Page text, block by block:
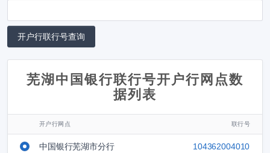
芜湖中国银行联行号开户行网点数
据列表
开户行网点 联行号
中国银行芜湖市分行 104362004010